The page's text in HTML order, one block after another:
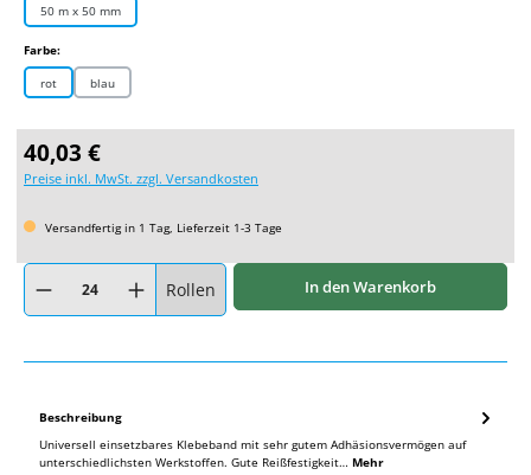
50 m x 50 mm
Farbe:auswählen
rot blau
Regulärer Preis:
40,03 €
Preise inkl. MwSt. zzgl. Versandkosten
Versandfertig in 1 Tag, Lieferzeit 1-3 Tage
Produkt Anzahl: Gib den gewünschten Wert ein oder benutze die Schaltflächen
Rollen In den Warenkorb
Beschreibung
Universell einsetzbares Klebeband mit sehr gutem Adhäsionsvermögen auf
unterschiedlichsten Werkstoffen. Gute Reißfestigkeit… Mehr